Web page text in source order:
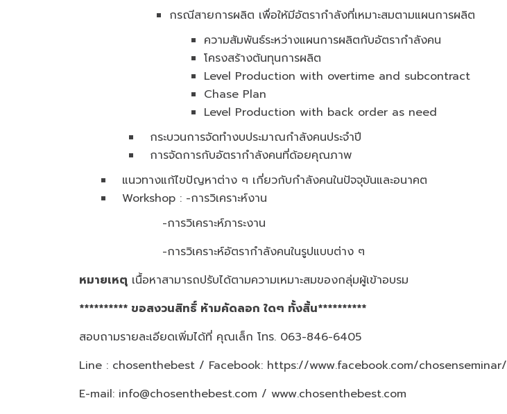
กรณีสายการผลิต เพื่อให้มีอัตรากำลังที่เหมาะสมตามแผนการผลิต
ความสัมพันธ์ระหว่างแผนการผลิตกับอัตรากำลังคน
โครงสร้างต้นทุนการผลิต
Level Production with overtime and subcontract
Chase Plan
Level Production with back order as need
กระบวนการจัดทำงบประมาณกำลังคนประจำปี
การจัดการกับอัตรากำลังคนที่ด้อยคุณภาพ
แนวทางแก้ไขปัญหาต่าง ๆ เกี่ยวกับกำลังคนในปัจจุบันและอนาคต
Workshop : -การวิเคราะห์งาน
-การวิเคราะห์ภาระงาน
-การวิเคราะห์อัตรากำลังคนในรูปแบบต่าง ๆ
หมายเหตุ เนื้อหาสามารถปรับได้ตามความเหมาะสมของกลุ่มผู้เข้าอบรม
********** ขอสงวนสิทธิ์ ห้ามคัดลอก ใดๆ ทั้งสิ้น**********
สอบถามรายละเอียดเพิ่มได้ที่ คุณเล็ก โทร. 063-846-6405
Line : chosenthebest / Facebook: https://www.facebook.com/chosenseminar/
E-mail: info@chosenthebest.com / www.chosenthebest.com